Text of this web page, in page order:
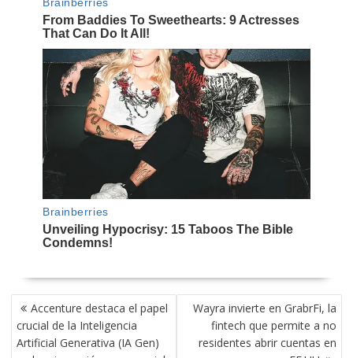
NAVEGACIÓN
DE
ENTRADAS
Accenture destaca el papel
crucial de la Inteligencia
Artificial Generativa (IA Gen)
Wayra invierte en GrabrFi, la
fintech que permite a no
residentes abrir cuentas en